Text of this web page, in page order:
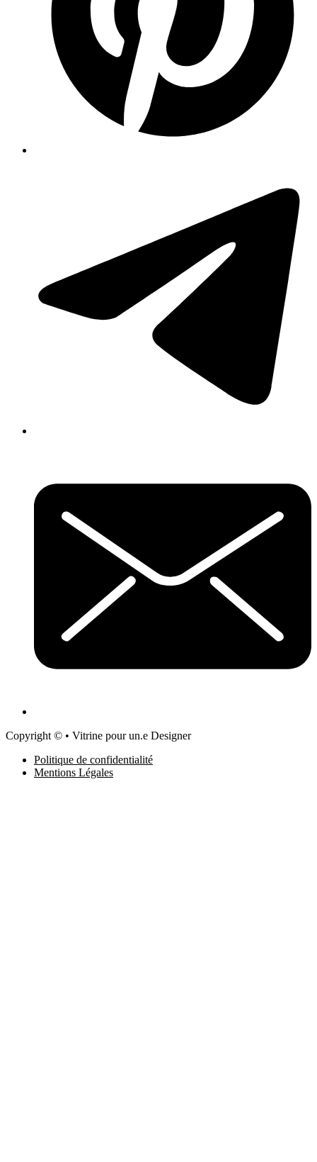
Copyright © • Vitrine pour un.e Designer
Politique de confidentialité
Mentions Légales